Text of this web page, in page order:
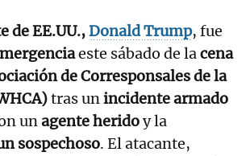
de EE.UU.,Donald Trump, fue
este sábado de lacena
de Corresponsales de la
tras unincidente armado
unagente heridoy la
sospechoso. El atacante,